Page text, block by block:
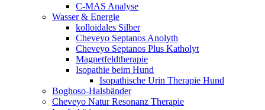
C-MAS Analyse
Wasser & Energie
kolloidales Silber
Cheveyo Septanos Anolyth
Cheveyo Septanos Plus Katholyt
Magnetfeldtherapie
Isopathie beim Hund
Isopathische Urin Therapie Hund
Boghoso-Halsbänder
Cheveyo Natur Resonanz Therapie